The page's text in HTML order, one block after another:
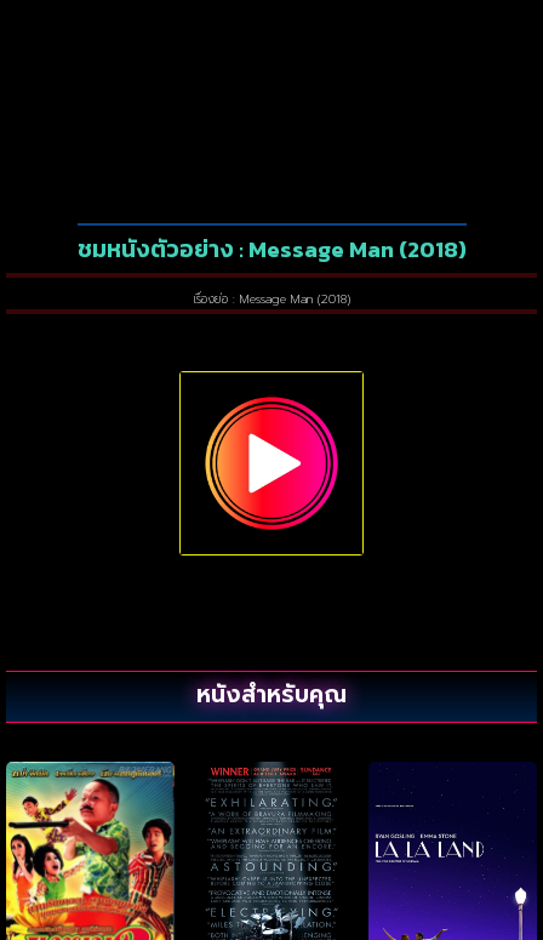
ชมหนังตัวอย่าง : Message Man (2018)
เรื่องย่อ : Message Man (2018)
หนังสำหรับคุณ